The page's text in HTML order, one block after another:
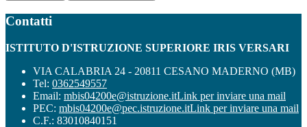
Contatti
ISTITUTO D'ISTRUZIONE SUPERIORE IRIS VERSARI
VIA CALABRIA 24 - 20811 CESANO MADERNO (MB)
Tel: 0362549557
Email: mbis04200e@istruzione.itLink per inviare una mail
PEC: mbis04200e@pec.istruzione.itLink per inviare una mail
C.F.: 83010840151